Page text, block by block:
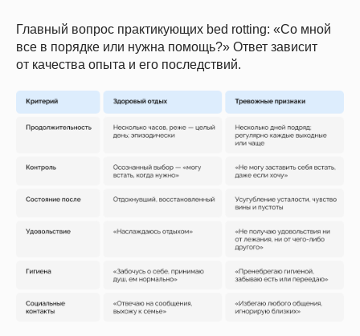
Главный вопрос практикующих bed rotting: «Со мной
все в порядке или нужна помощь?» Ответ зависит
от качества опыта и его последствий.